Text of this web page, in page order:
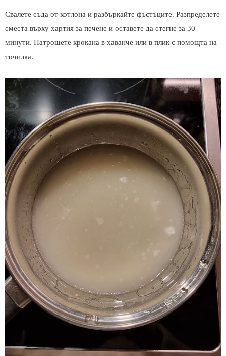
Свалете съда от котлона и разбъркайте фъстъците. Разпределете
сместа върху хартия за печене и оставете да стегне за 30
минути. Натрошете крокана в хаванче или в плик с помощта на
точилка.